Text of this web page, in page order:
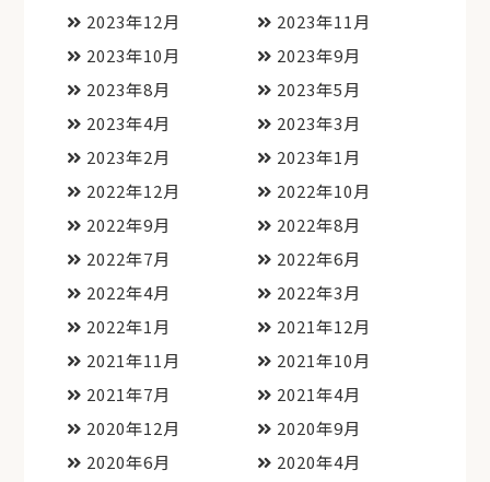
2023年12月
2023年11月
2023年10月
2023年9月
2023年8月
2023年5月
2023年4月
2023年3月
2023年2月
2023年1月
2022年12月
2022年10月
2022年9月
2022年8月
2022年7月
2022年6月
2022年4月
2022年3月
2022年1月
2021年12月
2021年11月
2021年10月
2021年7月
2021年4月
2020年12月
2020年9月
2020年6月
2020年4月